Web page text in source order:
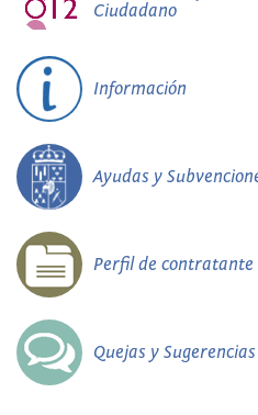
Ciudadano
Información
Ayudas y
Perfil de contratante
Quejas y Sugerencias